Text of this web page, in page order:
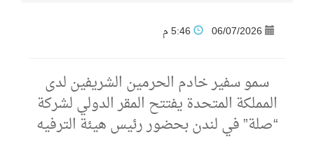
06/07/2026
سمو سفير خادم الحرمين الشريفين لدى
المملكة المتحدة يفتتح المقر الدولي لشركة
“صلة” في لندن بحضور رئيس هيئة الترفيه